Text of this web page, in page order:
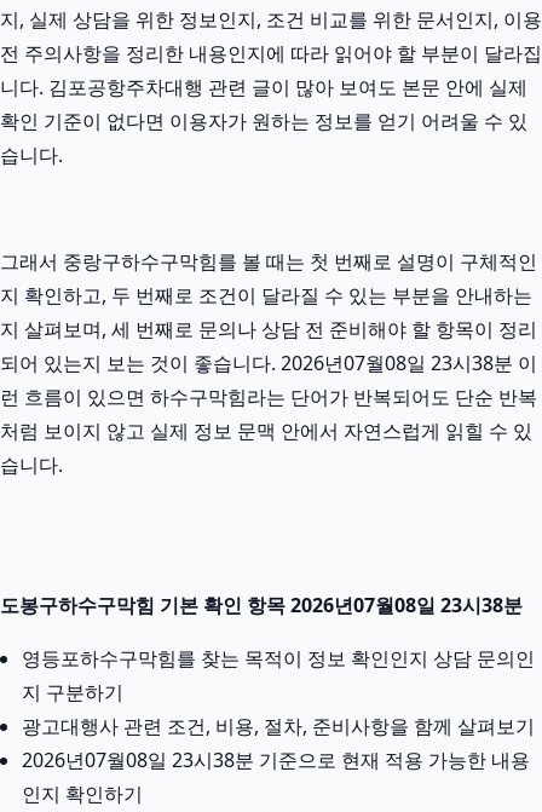
지, 실제 상담을 위한 정보인지, 조건 비교를 위한 문서인지, 이용
전 주의사항을 정리한 내용인지에 따라 읽어야 할 부분이 달라집
니다. 김포공항주차대행 관련 글이 많아 보여도 본문 안에 실제
확인 기준이 없다면 이용자가 원하는 정보를 얻기 어려울 수 있
습니다.
그래서 중랑구하수구막힘를 볼 때는 첫 번째로 설명이 구체적인
지 확인하고, 두 번째로 조건이 달라질 수 있는 부분을 안내하는
지 살펴보며, 세 번째로 문의나 상담 전 준비해야 할 항목이 정리
되어 있는지 보는 것이 좋습니다. 2026년07월08일 23시38분 이
런 흐름이 있으면 하수구막힘라는 단어가 반복되어도 단순 반복
처럼 보이지 않고 실제 정보 문맥 안에서 자연스럽게 읽힐 수 있
습니다.
도봉구하수구막힘 기본 확인 항목 2026년07월08일 23시38분
영등포하수구막힘를 찾는 목적이 정보 확인인지 상담 문의인
지 구분하기
광고대행사 관련 조건, 비용, 절차, 준비사항을 함께 살펴보기
2026년07월08일 23시38분 기준으로 현재 적용 가능한 내용
인지 확인하기